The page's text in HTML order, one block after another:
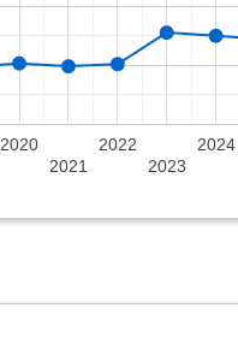
2020
2021
2022
2023
2024